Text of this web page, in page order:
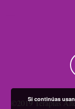
©2019 Terapias
Si continúas